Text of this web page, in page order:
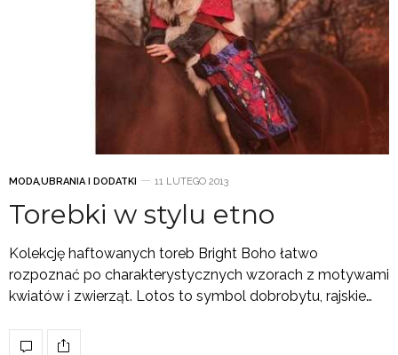
MODA,UBRANIA I DODATKI 11 LUTEGO 2013
Torebki w stylu etno
Kolekcję haftowanych toreb Bright Boho łatwo
rozpoznać po charakterystycznych wzorach z motywami
kwiatów i zwierząt. Lotos to symbol dobrobytu, rajskie…